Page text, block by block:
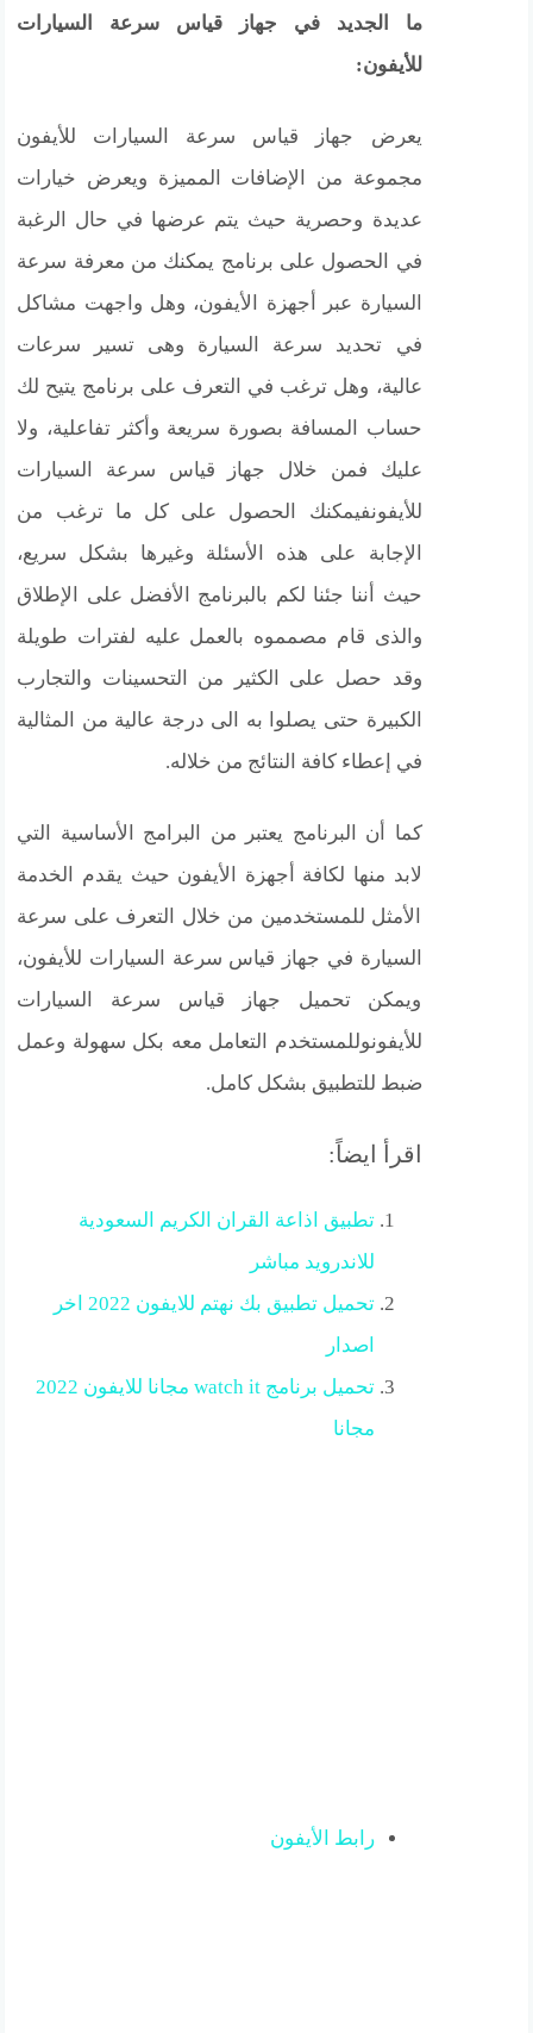
ما الجديد في جهاز قياس سرعة السيارات
للأيفون:
يعرض جهاز قياس سرعة السيارات للأيفون
مجموعة من الإضافات المميزة ويعرض خيارات
عديدة وحصرية حيث يتم عرضها في حال الرغبة
في الحصول على برنامج يمكنك من معرفة سرعة
السيارة عبر أجهزة الأيفون، وهل واجهت مشاكل
في تحديد سرعة السيارة وهى تسير سرعات
عالية، وهل ترغب في التعرف على برنامج يتيح لك
حساب المسافة بصورة سريعة وأكثر تفاعلية، ولا
عليك فمن خلال جهاز قياس سرعة السيارات
للأيفونفيمكنك الحصول على كل ما ترغب من
الإجابة على هذه الأسئلة وغيرها بشكل سريع،
حيث أننا جئنا لكم بالبرنامج الأفضل على الإطلاق
والذى قام مصمموه بالعمل عليه لفترات طويلة
وقد حصل على الكثير من التحسينات والتجارب
الكبيرة حتى يصلوا به الى درجة عالية من المثالية
في إعطاء كافة النتائج من خلاله.
كما أن البرنامج يعتبر من البرامج الأساسية التي
لابد منها لكافة أجهزة الأيفون حيث يقدم الخدمة
الأمثل للمستخدمين من خلال التعرف على سرعة
السيارة في جهاز قياس سرعة السيارات للأيفون،
ويمكن تحميل جهاز قياس سرعة السيارات
للأيفونوللمستخدم التعامل معه بكل سهولة وعمل
ضبط للتطبيق بشكل كامل.
اقرأ ايضاً:
تطبيق اذاعة القران الكريم السعودية
للاندرويد مباشر
تحميل تطبيق بك نهتم للايفون 2022 اخر
اصدار
تحميل برنامج watch it مجانا للايفون 2022
مجانا
رابط الأيفون